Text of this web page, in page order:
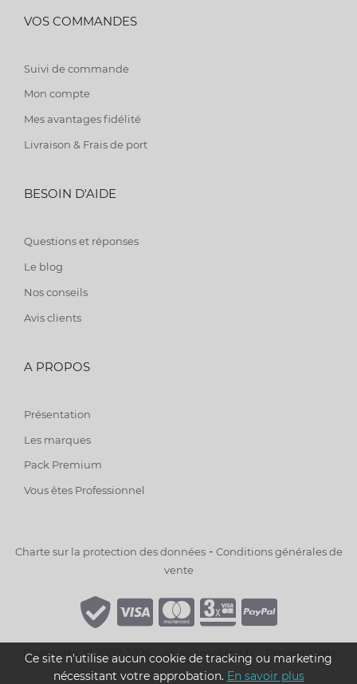
VOS COMMANDES
Suivi de commande
Mon compte
Mes avantages fidélité
Livraison & Frais de port
BESOIN D'AIDE
Questions et réponses
Le blog
Nos conseils
Avis clients
A PROPOS
Présentation
Les marques
Pack Premium
Vous êtes Professionnel
Charte sur la protection des données- Conditions générales de
vente
Copyright © 2007-2026 - www.smoking.fr -Project Web
Ce site n'utilise aucun cookie de tracking ou marketing
nécessitant votre approbation. En savoir plus